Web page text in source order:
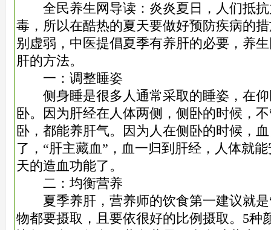
全民养生网导读：炎炎夏日，人们抵抗
毒，所以在酷热的夏天要做好预防疾病的
别虚弱，中医提倡夏季有养肝的必要，养
肝的方法。
一：调整睡姿
侧身睡是很多人通常采取的睡姿，在仰
卧。因为肝经在人体两侧，侧卧的时候，
卧，都能养肝气。因为人在侧卧的时候，
了，“肝主藏血”，血一归到肝经，人体就
天的造血功能了。
二：均衡营养
夏季养肝，营养师的饮食第一建议就是
物都要摄取，且要依很好的比例摄取。5种